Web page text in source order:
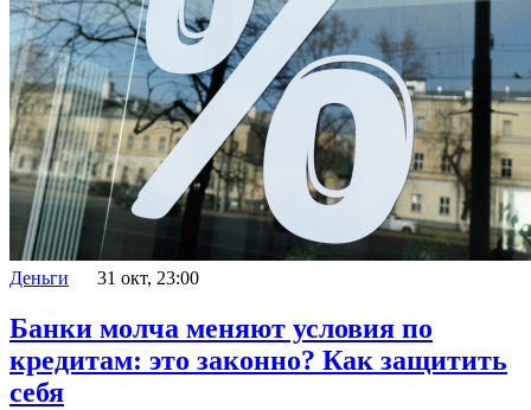
Деньги 31 окт, 23:00
Банки молча меняют условия по
кредитам: это законно? Как защитить
себя